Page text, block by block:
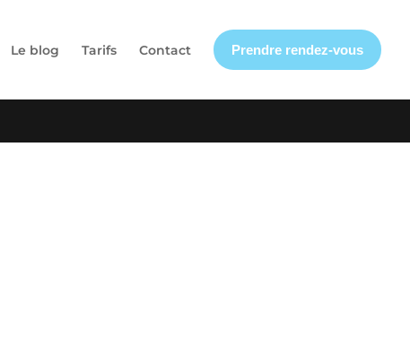
Le blog Tarifs Contact Prendre rendez-vous